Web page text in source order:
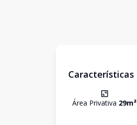
Características
Área Privativa 29m²